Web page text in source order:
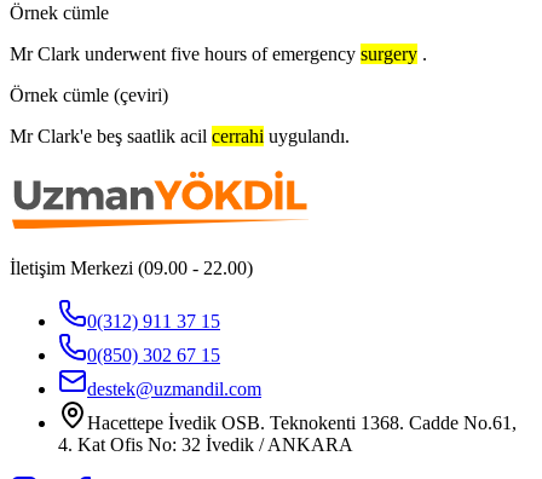
Örnek cümle
Mr Clark underwent five hours of emergency surgery .
Örnek cümle (çeviri)
Mr Clark'e beş saatlik acil cerrahi uygulandı.
İletişim Merkezi (09.00 - 22.00)
0(312) 911 37 15
0(850) 302 67 15
destek@uzmandil.com
Hacettepe İvedik OSB. Teknokenti 1368. Cadde No.61,
4. Kat Ofis No: 32 İvedik / ANKARA